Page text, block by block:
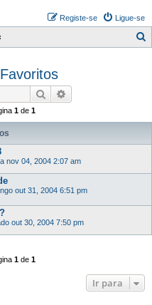
Ligue-se
Registe-se
i
r
Pesquisar
1 de 1
nov 04, 2004 2:07 am
out 31, 2004 6:51 pm
out 30, 2004 7:50 pm
1 de 1
Ir para